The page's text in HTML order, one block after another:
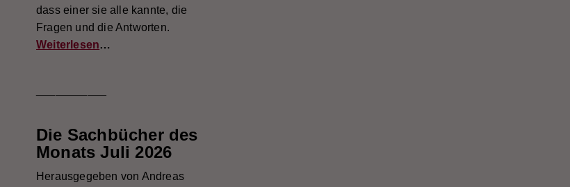
dass einer sie alle kannte, die
Fragen und die Antworten.
Weiterlesen…
Die Sachbücher des
Monats Juli 2026
Herausgegeben von Andreas